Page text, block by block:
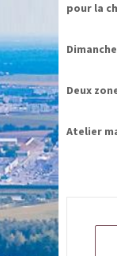
pour la
Deux
Atelier